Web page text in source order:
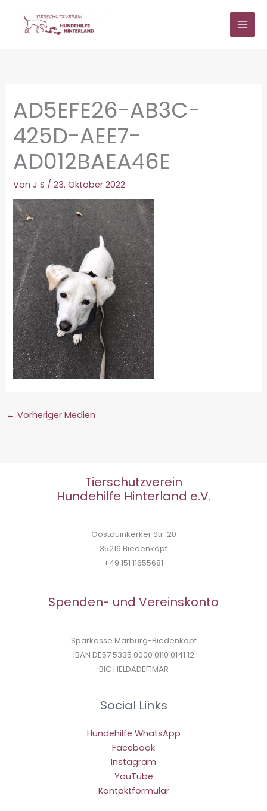
springen
AD5EFE26-AB3C-
425D-AEE7-
AD012BAEA46E
VonJ S /23. Oktober 2022
← Vorheriger Medien
Tierschutzverein
Hundehilfe Hinterland e.V.
Oostduinkerker Str. 20
35216 Biedenkopf
+49 151 11655681
Spenden- und Vereinskonto
Sparkasse Marburg-Biedenkopf
IBAN DE57 5335 0000 0110 0141 12
BIC HELDADEF1MAR
Social Links
Hundehilfe WhatsApp
Facebook
Instagram
YouTube
Kontaktformular